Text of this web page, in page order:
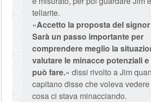
tellarite.
«Accetto la proposta del
Sarà un passo importante per
comprendere meglio la
valutare le minacce potenziali
può fare.» dissi rivolto a Jim
capitano disse che voleva
cosa ci stava minacciando.